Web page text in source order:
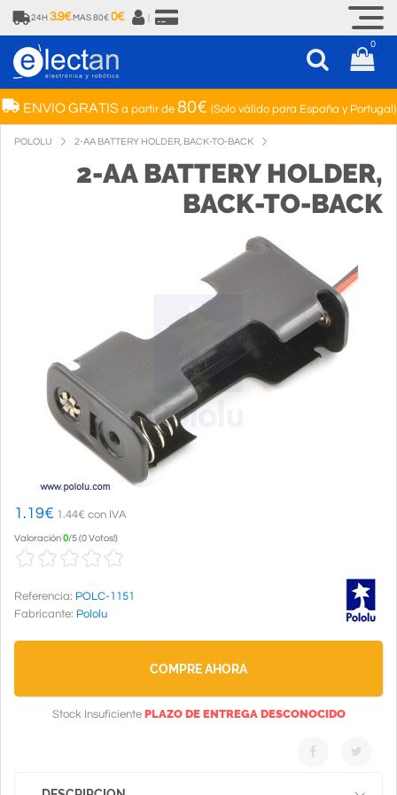
24H 3.9€ MAS 80€ 0€
0
ENVIO GRATISa partir de 80€ (Solo válido para España y Portugal)
POLOLU 2-AA BATTERY HOLDER, BACK-TO-BACK
2-AA BATTERY HOLDER,
BACK-TO-BACK
1.19€ 1.44€ con IVA
Valoración0/5(0 Votos!)
Referencia: POLC-1151
Fabricante: Pololu
COMPRE AHORA
Stock Insuficiente PLAZO DE ENTREGA DESCONOCIDO